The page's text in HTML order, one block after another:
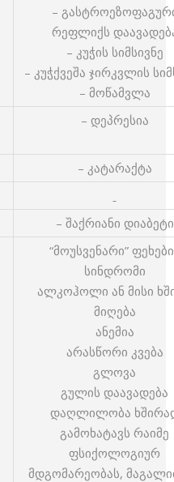
–
რეფლიქს
– კუჭის სიმსივნე
– კუჭქვეშა ჯირკვლის
– მოწამვლა
– დეპრესია
– კატარაქტა
– შაქრიანი დიაბეტი
“მოუსვენარი”
სინდრომი
ალკოჰოლი ან მისი
მიღება
ანემია
არასწორი კვება
გლოვა
გულის დაავადება
დაღლილობა
გამოხატავს რაიმე
ფსიქოლოგიურ
მდგომარეობას,